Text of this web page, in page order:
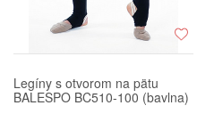
Legíny s otvorom na pätu
BALESPO BC510-100 (bavlna)